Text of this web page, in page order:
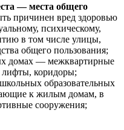
— места общего
причинен вред здоровью
психическому,
в том числе улицы,
общего пользования;
домах — межквартирные
коридоры;
образовательных
к жилым домам, в
сооружения;